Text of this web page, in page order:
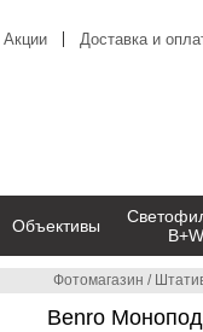
Фотомагазин /
Benro
Акции Доставка и
Объективы
B+W